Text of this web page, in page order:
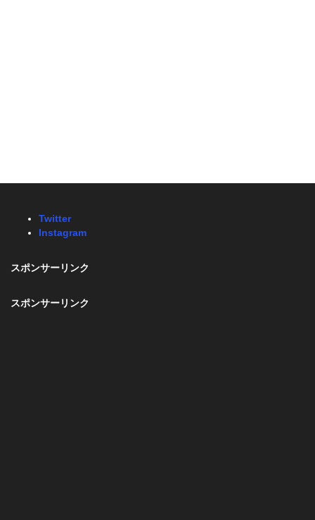
Twitter
Instagram
スポンサーリンク
スポンサーリンク